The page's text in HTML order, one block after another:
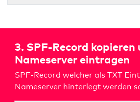
3. SPF-Record kopieren
Nameserver eintragen
SPF-Record welcher als TXT
Nameserver hinterlegt werden